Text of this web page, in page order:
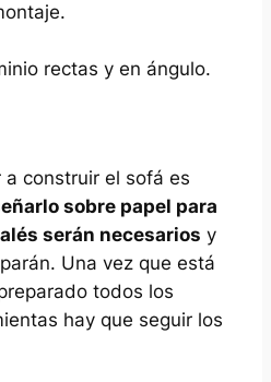
rectas y en ángulo.
construir el sofá es
sobre papel para
serán necesarios y
Una vez que está
todos los
hay que seguir los